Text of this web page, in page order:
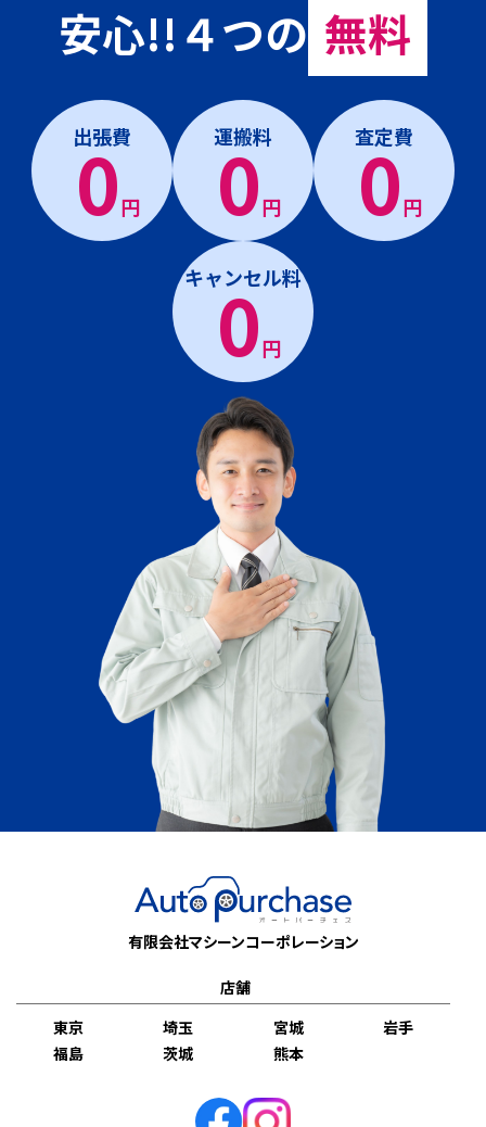
安心!!４つの 無料
出張費
0円
運搬料
0円
査定費
0円
キャンセル料
0円
有限会社マシーンコーポレーション
店舗
東京
埼玉 宮城
岩手
福島
茨城 熊本